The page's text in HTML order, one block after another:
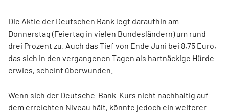
Die Aktie der Deutschen Bank legt daraufhin am
Donnerstag (Feiertag in vielen Bundesländern) um rund
drei Prozent zu. Auch das Tief von Ende Juni bei 8,75 Euro,
das sich in den vergangenen Tagen als hartnäckige Hürde
erwies, scheint überwunden.
Wenn sich der Deutsche-Bank-Kurs nicht nachhaltig auf
dem erreichten Niveau hält, könnte jedoch ein weiterer